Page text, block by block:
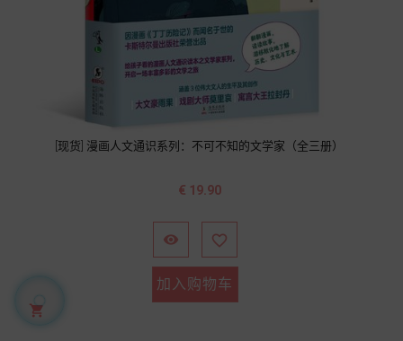
[现货] 漫画人文通识系列：不可不知的文学家（全三册）
价
€ 19.90
 
加入购物车
